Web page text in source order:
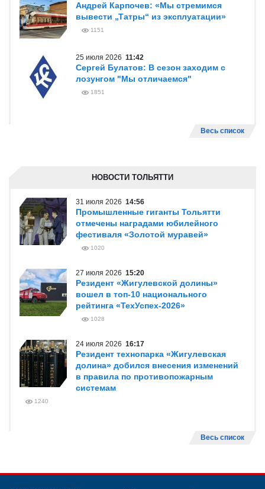
Андрей Карпочев: «Мы стремимся
вывести „Татры“ из эксплуатации»
1151
25 июля 2026 11:42
Сергей Булатов: В сезон заходим с
лозунгом "Мы отличаемся"
1851
Весь список
НОВОСТИ ТОЛЬЯТТИ
31 июля 2026 14:56
Промышленные гиганты Тольятти
отмечены наградами юбилейного
фестиваля «Золотой муравей»
1020
27 июля 2026 15:20
Резидент «Жигулевской долины»
вошел в топ-10 национального
рейтинга «ТехУспех-2026»
1028
24 июля 2026 16:17
Резидент технопарка «Жигулевская
долина» добился внесения изменений
в правила по противопожарным
системам
1240
Весь список